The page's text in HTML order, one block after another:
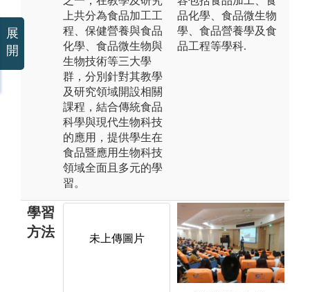
上共分為食品加工工
程、保健營養與食品
化學、食品微生物與
生物技術等三大學
群，分別針對其教學
及研究領域開設相關
課程，結合傳統食品
科學與現代生物科技
的應用，提供學生在
食品暨應用生物科技
領域全面且多元的學
習。
品化學、食品微生物
學、食品營養學及食
品工程等學科.
學習
方法
未上傳圖片
展
開